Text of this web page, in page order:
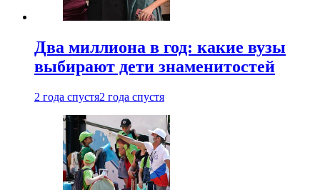
Два миллиона в год: какие вузы
выбирают дети знаменитостей
2 года спустя2 года спустя